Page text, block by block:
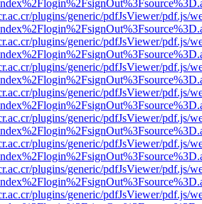
plugins/generic/pdfJsViewer/pdf.js/
plugins/generic/pdfJsViewer/pdf.js/
plugins/generic/pdfJsViewer/pdf.js/
plugins/generic/pdfJsViewer/pdf.js/
plugins/generic/pdfJsViewer/pdf.js/
plugins/generic/pdfJsViewer/pdf.js/
plugins/generic/pdfJsViewer/pdf.js/
plugins/generic/pdfJsViewer/pdf.js/